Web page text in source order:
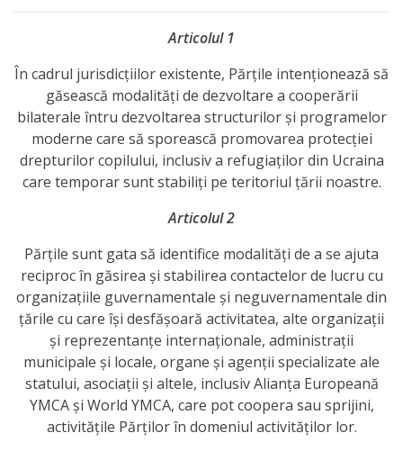
Acte
și
regulamente
internațională
Legislație
națională
Acte
interne
Articolul 1
În cadrul jurisdicțiilor existente, Părțile intenționează să
găsească modalități de dezvoltare a cooperării
bilaterale întru dezvoltarea structurilor și programelor
moderne care să sporească promovarea protecției
drepturilor copilului, inclusiv a refugiaților din Ucraina
care temporar sunt stabiliți pe teritoriul țării noastre.
Articolul 2
Părțile sunt gata să identifice modalități de a se ajuta
reciproc în găsirea și stabilirea contactelor de lucru cu
organizațiile guvernamentale și neguvernamentale din
țările cu care își desfășoară activitatea, alte organizații
și reprezentanțe internaționale, administrații
municipale și locale, organe și agenții specializate ale
statului, asociații și altele, inclusiv Alianța Europeană
YMCA și World YMCA, care pot coopera sau sprijini,
activitățile Părților în domeniul activităților lor.